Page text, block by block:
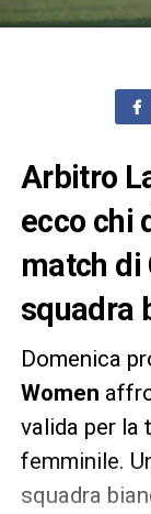
Arbitro
ecco chi
match di
squadra
Domenica
Women
valida per la
femminile.
squadra